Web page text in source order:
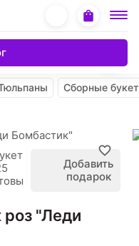
Сборные
Добавить
подарок
роз "Леди